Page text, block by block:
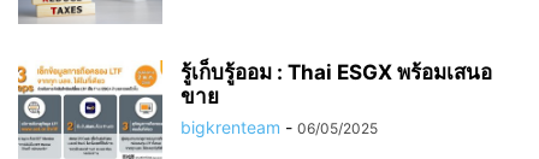
รู้เก็บรู้ออม : Thai ESGX พร้อมเสนอ
ขาย
bigkrenteam - 06/05/2025